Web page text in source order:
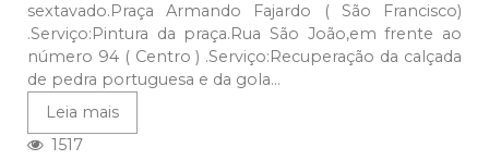
sextavado.Praça Armando Fajardo ( São Francisco)
.Serviço:Pintura da praça.Rua São João,em frente ao
número 94 ( Centro ) .Serviço:Recuperação da calçada
de pedra portuguesa e da gola...
Leia mais
1517